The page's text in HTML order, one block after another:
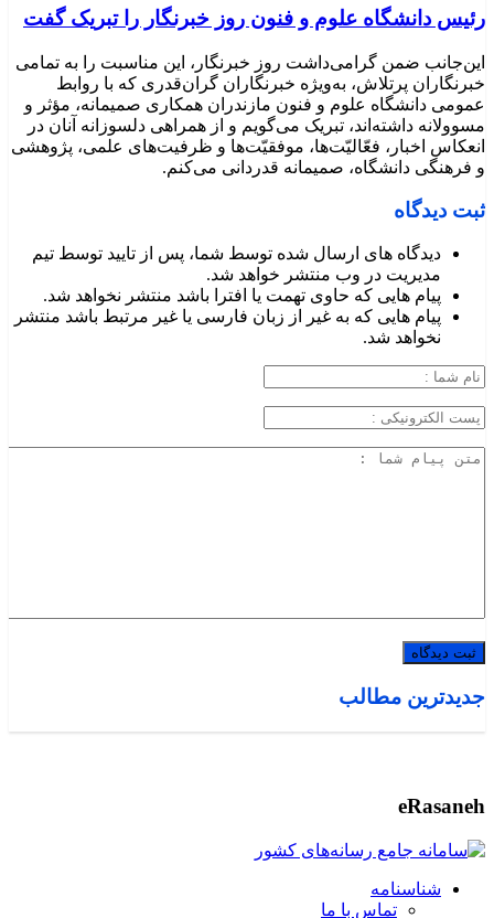
رئیس دانشگاه علوم و فنون روز خبرنگار را تبریک گفت
این‌جانب ضمن گرامی‌داشت روز خبرنگار، این مناسبت را به تمامی
خبرنگاران پرتلاش، به‌ویژه خبرنگاران گران‌قدری که با روابط
عمومی دانشگاه علوم و فنون مازندران همکاری صمیمانه، مؤثر و
مسوولانه داشته‌اند، تبریک می‌گویم و از همراهی دلسوزانه آنان در
انعکاس اخبار، فعّالیّت‌ها، موفقیّت‌ها و ظرفیت‌های علمی، پژوهشی
و فرهنگی دانشگاه، صمیمانه قدردانی می‌کنم.
ثبت دیدگاه
دیدگاه های ارسال شده توسط شما، پس از تایید توسط تیم
مدیریت در وب منتشر خواهد شد.
پیام هایی که حاوی تهمت یا افترا باشد منتشر نخواهد شد.
پیام هایی که به غیر از زبان فارسی یا غیر مرتبط باشد منتشر
نخواهد شد.
جدیدترین مطالب
eRasaneh
شناسنامه
تماس با ما